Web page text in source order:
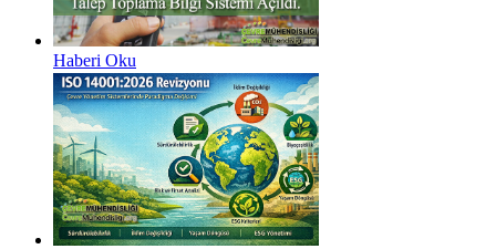
Haberi Oku